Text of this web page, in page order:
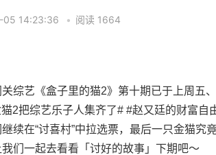
05 14:23:36 • 阅读 1664
综艺《盒子里的猫2》第十期已于上周五
2把综艺乐子人集齐了# #赵又廷的财富自
续在“讨喜村”中拉选票，最后一只金猫究
们一起去看看「讨好的故事」下期吧～